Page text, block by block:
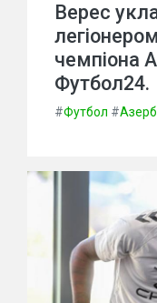
Верес
чемпіона
Футбол24.
#Футбол #